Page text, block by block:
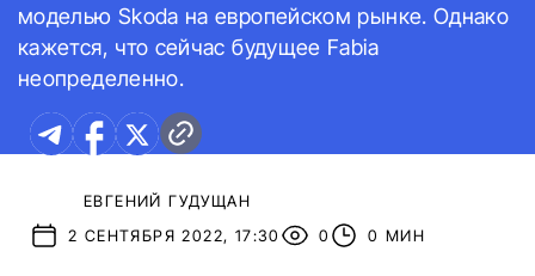
моделью Skoda на европейском рынке. Однако
кажется, что сейчас будущее Fabia
неопределенно.
ЕВГЕНИЙ ГУДУЩАН
2 СЕНТЯБРЯ 2022, 17:30
0 0 МИН